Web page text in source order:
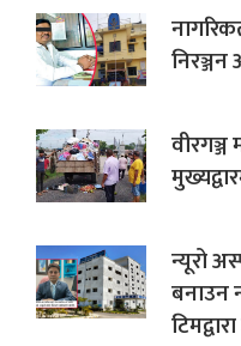
निरञ्जन
न्यूरो
बनाउन